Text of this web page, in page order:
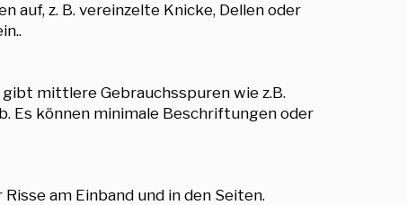
auf, z. B. vereinzelte Knicke, Dellen oder
mittlere Gebrauchsspuren wie z.B.
Es können minimale Beschriftungen oder
am Einband und in den Seiten.